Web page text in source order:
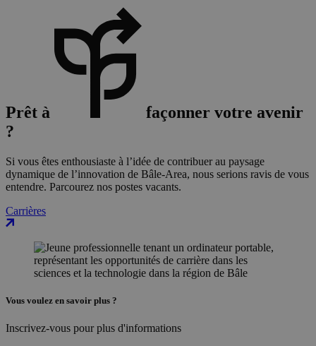
Prêt à
façonner votre avenir
?
Si vous êtes enthousiaste à l’idée de contribuer au paysage
dynamique de l’innovation de Bâle-Area, nous serions ravis de vous
entendre. Parcourez nos postes vacants.
Carrières
Vous voulez en savoir plus ?
Inscrivez-vous pour plus d'informations